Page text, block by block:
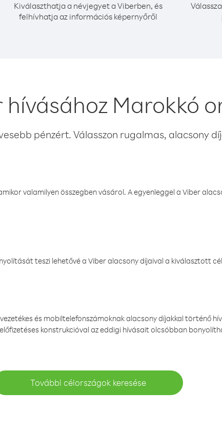
Kiválaszthatja a névjegyet a Viberben, és
felhívhatja az információs képernyőről
Marokkó
pénzért. Válasszon rugalmas, alacsony
valamilyen összegben vásárol. A egyenleggel a Viber
teszi lehetővé a Viber alacsony díjaival a kiválasztott
és mobiltelefonszámoknak alacsony díjakkal történő
konstrukcióval az eddigi hívásait olcsóbban
További célországok keresése